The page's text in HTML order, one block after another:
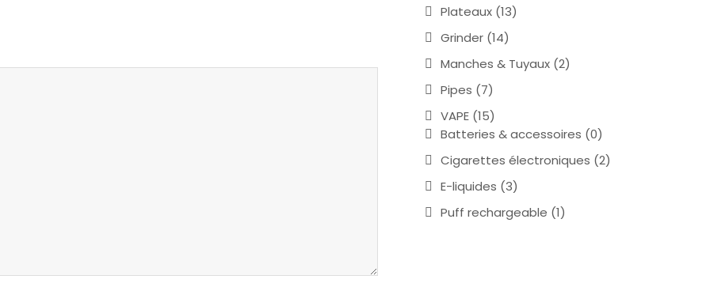
Plateaux (13)
Grinder (14)
Manches & Tuyaux (2)
Pipes (7)
VAPE (15)
Batteries & accessoires (0)
Cigarettes électroniques (2)
E-liquides (3)
Puff rechargeable (1)